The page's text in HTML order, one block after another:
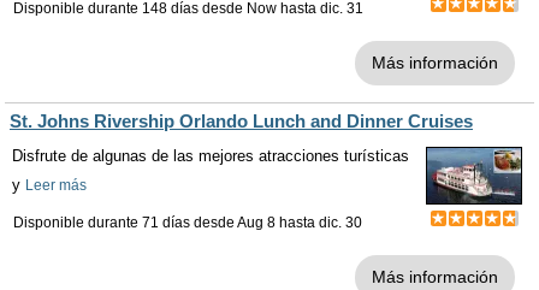
Disponible durante 148 días desde Now hasta dic. 31
Más información
St. Johns Rivership Orlando Lunch and Dinner Cruises
Disfrute de algunas de las mejores atracciones turísticas
y Leer más
Disponible durante 71 días desde Aug 8 hasta dic. 30
Más información